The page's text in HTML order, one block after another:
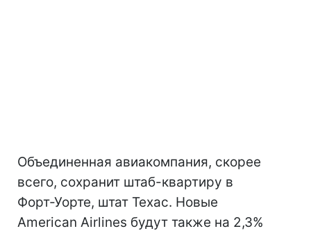
Объединенная авиакомпания, скорее
всего, сохранит штаб-квартиру в
Форт-Уорте, штат Техас. Новые
American Airlines будут также на 2,3%